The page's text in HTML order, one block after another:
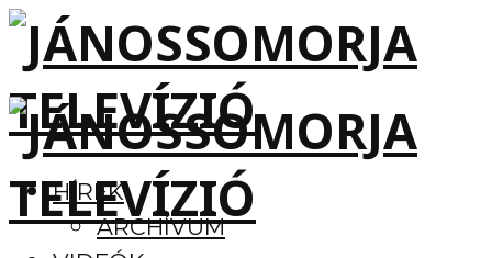
HÍREK
ARCHÍVUM